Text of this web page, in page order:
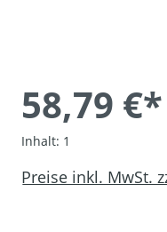
58,79 €*
Inhalt: 1
Preise inkl. MwSt.